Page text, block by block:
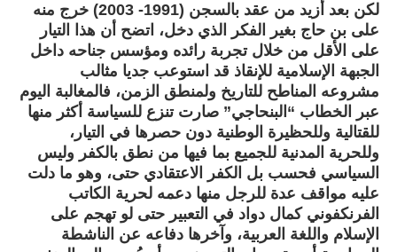
لكن بعد أزيد من عقد بالسجن (1991- 2003) خرج منه
على بن حاج بغير الفكر الذي دخل، اتضح أن هذا التيار
على الأقل من خلال تجربة رائده ومؤسس جناحه داخل
الجبهة الإسلامية للإنقاذ قد استوعب جديا مثالب
مشروعه المناطح للتاريخ ولمنطق الزمن، فالمغالبة اليوم
عبر الخطاب “البنحاجي” صارت تنزع للسياسة أكثر منها
للقتالية وللحظيرة الوطنية دون حصرها في التيار،
وللحرية المدنية للجميع بما فيها من نطق بالكفر وليس
السياسي فحسب بل الكفر الاعتقادي حتى، وهو ما دلت
عليه مواقف عدة للرجل منها دعمه لحرية الكاتب
الفرنكفوني كمال دواد في التعبير حتى لو تهجم على
الإسلام واللغة العربية، وآخرها دفاعه عن الناشطة